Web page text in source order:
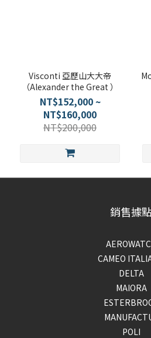
Visconti 亞歷山大大帝
（Alexander the Great ）
NT$152,000 ~
NT$160,000
NT$200,000
銷售據點
CAMEO
DELTA
MAIORA
POLI